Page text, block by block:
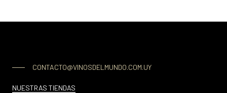
CONTACTO@VINOSDELMUNDO.COM.UY
NUESTRAS TIENDAS